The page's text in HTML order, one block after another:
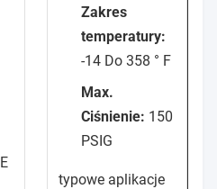
Zakres
temperatury:
-14 Do 358 ° F
Max.
Ciśnienie: 150
PSIG
typowe aplikacje